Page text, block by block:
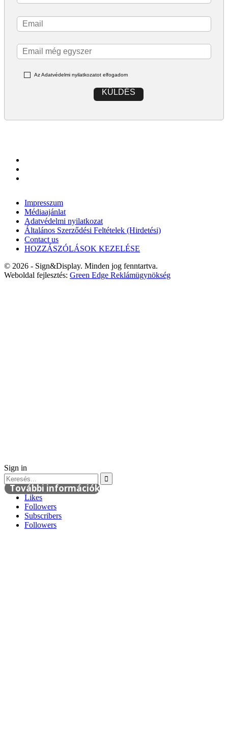
Az Adatvédelmi nyilatkozatot elfogadom
KÜLDÉS
Impresszum
Médiaajánlat
Adatvédelmi nyilatkozat
Általános Szerződési Feltételek (Hirdetési)
Contact us
HOZZÁSZÓLÁSOK KEZELÉSE
© 2026 - Sign&Display. Minden jog fenntartva.
Weboldal fejlesztés: Green Edge Reklámügynökség
További információk
Sign in
Likes
Followers
Subscribers
Followers